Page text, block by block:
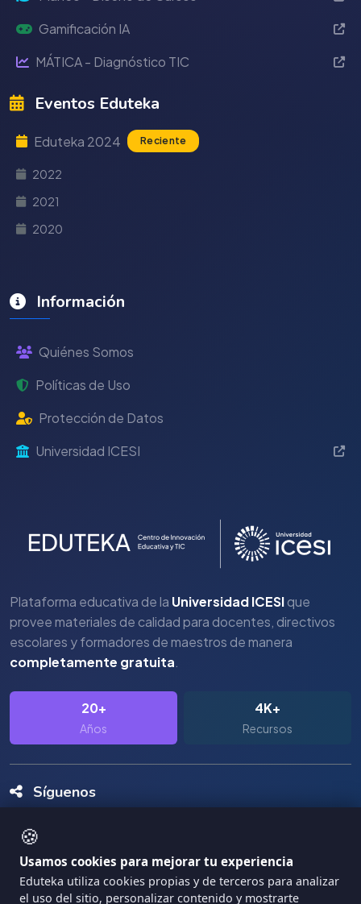
🍪
Usamos cookies para mejorar tu experiencia
Eduteka utiliza cookies propias y de terceros para analizar
el uso del sitio, personalizar contenido y mostrarte
Gamificación IA
MÁTICA - Diagnóstico TIC
Eventos Eduteka
Eduteka 2024 Reciente
2022
2021
2020
Información
Quiénes Somos
Políticas de Uso
Protección de Datos
Universidad ICESI
Plataforma educativa de la Universidad ICESIque
provee materiales de calidad para docentes, directivos
escolares y formadores de maestros de manera
completamente gratuita.
20+
Años
4K+
Recursos
Síguenos